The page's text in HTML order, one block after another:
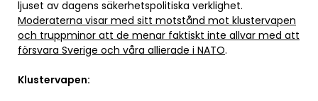
ljuset av dagens säkerhetspolitiska verklighet.
Moderaterna visar med sitt motstånd mot klustervapen
och truppminor att de menar faktiskt inte allvar med att
försvara Sverige och våra allierade i NATO.
Klustervapen: